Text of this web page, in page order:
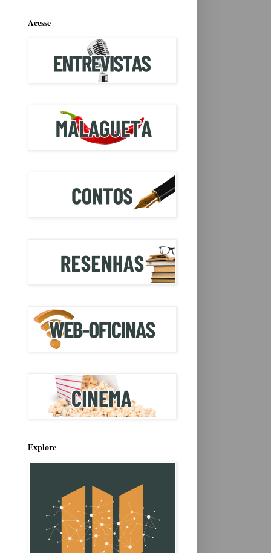
Acesse
Explore